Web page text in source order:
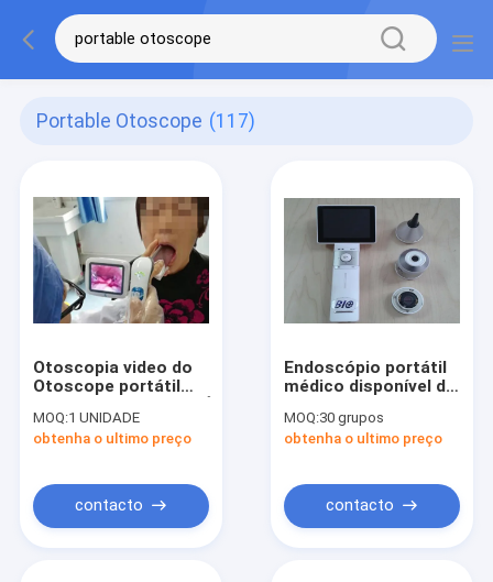
Portable Otoscope (117)
Otoscopia video do
Otoscope portátil
médico da inspeção
de Digitas com o
polegadas
MOQ:1 UNIDADE
obtenha o ultimo preço
contacto
Endoscópio portátil
médico disponível do
protetora para as
orelhas descartável
olho da orelha
MOQ:30 grupos
obtenha o ultimo preço
contacto